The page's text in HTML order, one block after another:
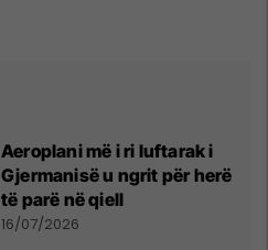
Aeroplani më i ri luftarak i
Gjermanisë u ngrit për herë
të parë në qiell
16/07/2026